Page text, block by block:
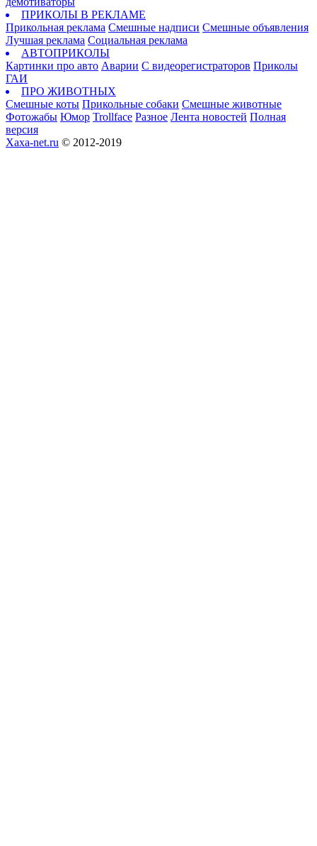
ПРИКОЛЫ В РЕКЛАМЕ
Прикольная реклама Смешные надписи Смешные объявления
Лучшая реклама Социальная реклама
АВТОПРИКОЛЫ
Картинки про авто Аварии С видеорегистраторов Приколы
ГАИ
ПРО ЖИВОТНЫХ
Смешные коты Прикольные собаки Смешные животные
Фотожабы Юмор Trollface Разное Лента новостей Полная
версия
Xaxa-net.ru © 2012-2019